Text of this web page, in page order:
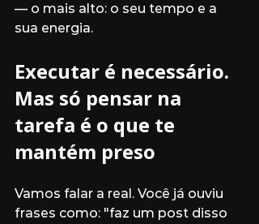
— o mais alto: o seu tempo e a
sua energia.
Executar é necessário.
Mas só pensar na
tarefa é o que te
mantém preso
Vamos falar a real. Você já ouviu
frases como: "faz um post disso